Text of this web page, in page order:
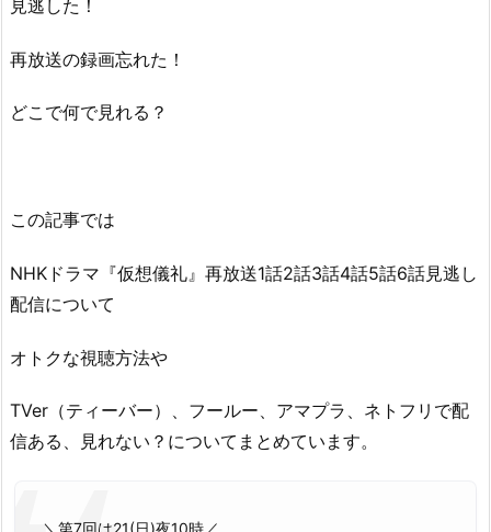
見逃した！
再放送の録画忘れた！
どこで何で見れる？
この記事では
NHKドラマ『仮想儀礼』再放送1話2話3話4話5話6話見逃し
配信について
オトクな視聴方法や
TVer（ティーバー）、フールー、アマプラ、ネトフリで配
信ある、見れない？についてまとめています。
＼第7回は21(日)夜10時／